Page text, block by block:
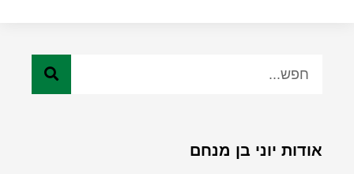
אודות יוני בן מנחם